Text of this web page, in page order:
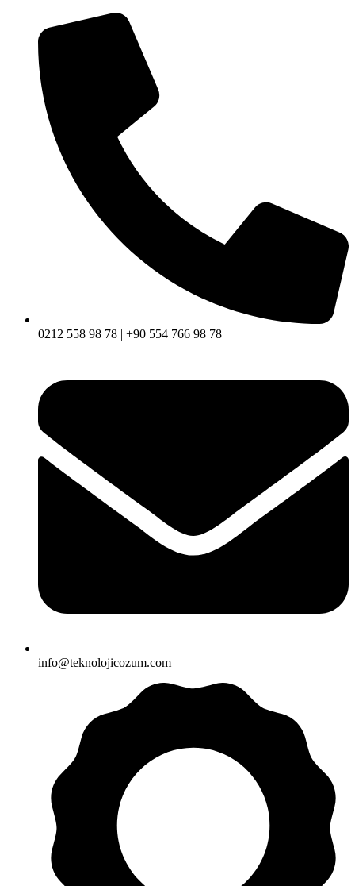
0212 558 98 78 | +90 554 766 98 78
info@teknolojicozum.com